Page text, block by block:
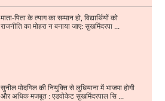
माता-पिता के त्याग का सम्मान हो, विद्यार्थियों को
राजनीति का मोहरा न बनाया जाए: सुखमिंदरपा ...
सुनील मोदगिल की नियुक्ति से लुधियाना में भाजपा होगी
और अधिक मजबूत : एडवोकेट सुखमिंदरपाल सि ...